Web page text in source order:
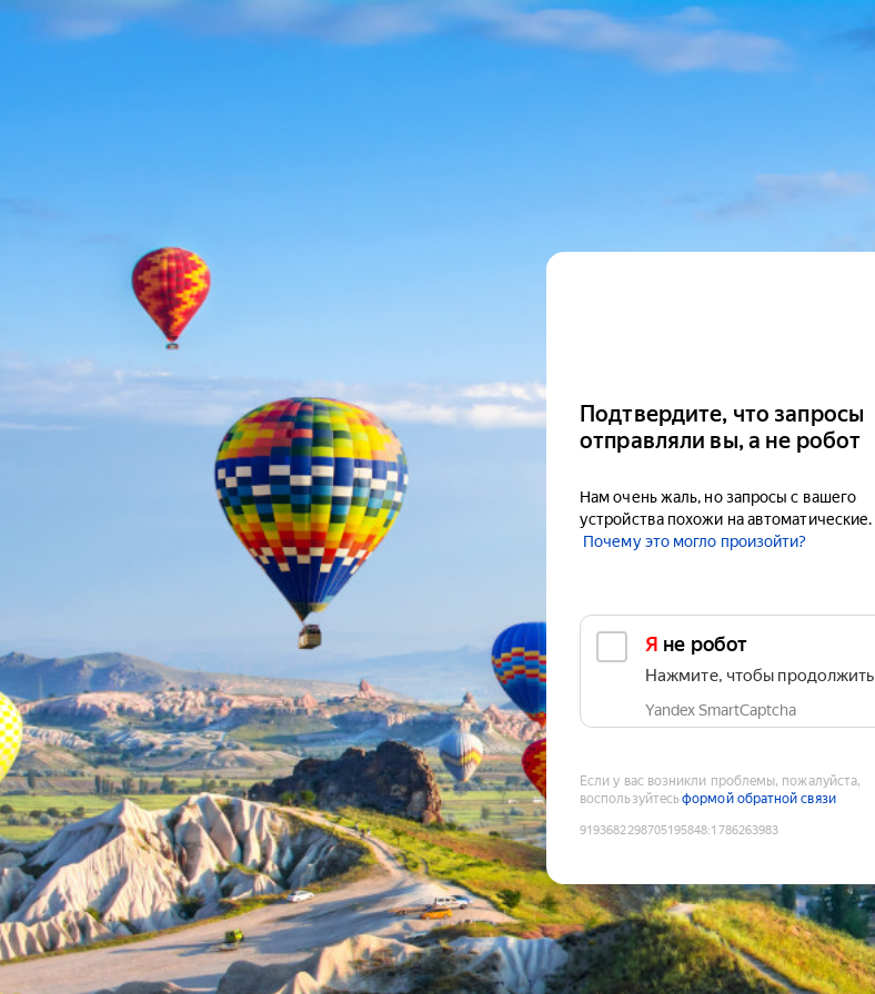
Подтвердите, что запросы
отправляли вы, а не робот
Нам очень жаль, но запросы с вашего
устройства похожи на автоматические.
Почему это могло произойти?
Я не робот
Нажмите, чтобы продолжить
Yandex SmartCaptcha
Если у вас возникли проблемы, пожалуйста,
воспользуйтесьформой обратной связи
9193682298705195848:1786263983